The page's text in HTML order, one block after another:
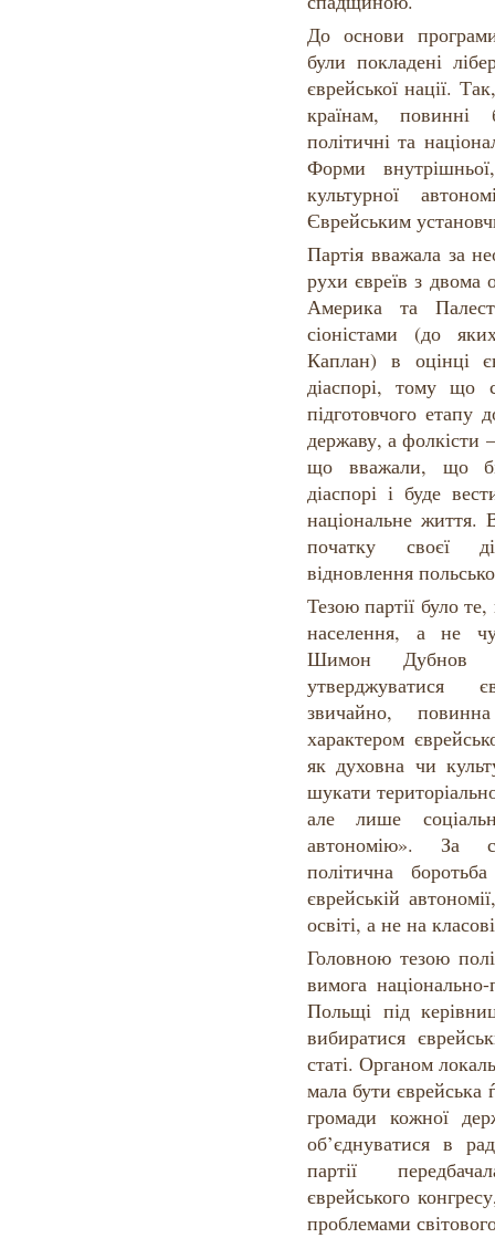
До основи
були покладені
єврейської нації.
країнам, повинні
політичні та
Форми
культурної
Єврейським
Партія вважала за
рухи євреїв з
Америка та
сіоністами (до
Каплан) в оцінці
діаспорі, тому що
підготовчого етапу
державу, а фолкісти
що вважали, що
діаспорі і буде
національне життя.
початку своєї
відновлення
Тезою партії було
населення, а не
Шимон Дубнов
утверджуватися
звичайно,
характером
як духовна чи
шукати
але лише
автономію». За
політична
єврейській
освіті, а не на
Головною тезою
вимога національно-
Польщі під
вибиратися
статі. Органом
мала бути
громади кожної
об’єднуватися в
партії
єврейського
проблемами